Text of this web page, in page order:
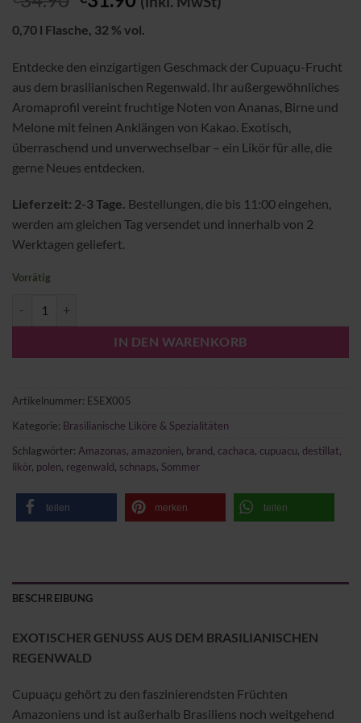
war:
ist:
0,70 l Flasche, 32 % vol.
Entdecke den einzigartigen Geschmack der Cupuaçu-Frucht
aus dem brasilianischen Regenwald. Ihr außergewöhnliches
Aromaprofil vereint fruchtige Noten von Ananas, Birne und
Melone mit feinen Anklängen von Kakao. Exotisch,
überraschend und unverwechselbar – ein Likör für alle, die
gerne Neues entdecken.
Lieferzeit: 2-3 Tage. Bestellungen, die bis 11:00 eingehen,
werden am gleichen Tag versendet und innerhalb von 2
Werktagen geliefert.
Vorrätig
IN DEN WARENKORB
Artikelnummer: ESEX005
Kategorie: Brasilianische Liköre & Spezialitäten
Schlagwörter: Amazonas, amazonien, brand, cachaca, cupuacu, destillat,
likör, polen, regenwald, schnaps, Sommer
teilen merken teilen
BESCHREIBUNG
EXOTISCHER GENUSS AUS DEM BRASILIANISCHEN
REGENWALD
Cupuaçu gehört zu den faszinierendsten Früchten
Amazoniens und ist außerhalb Brasiliens noch weitgehend